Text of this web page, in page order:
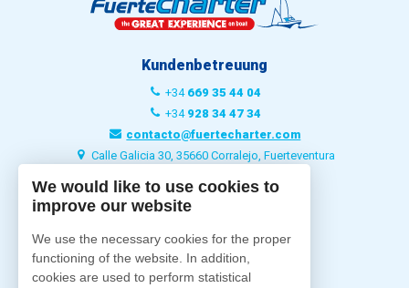
Kundenbetreuung
+34 669 35 44 04
+34 928 34 47 34
contacto@fuertecharter.com
Calle Galicia 30, 35660 Corralejo, Fuerteventura
Fuertecharter
Start
Über uns
Ausfluge
We would like to use cookies to
improve our website
We use the necessary cookies for the proper
functioning of the website. In addition,
cookies are used to perform statistical